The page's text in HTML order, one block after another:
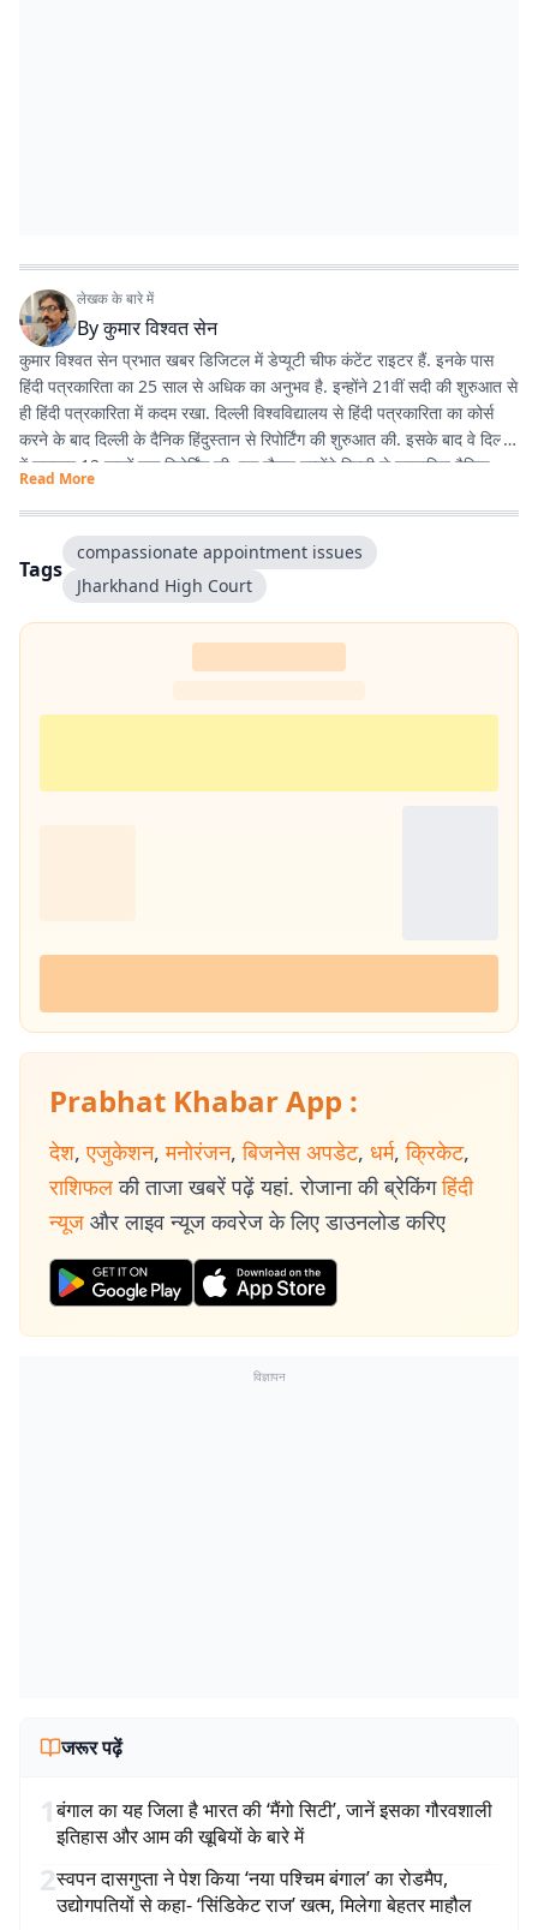
लेखक के बारे में
Byकुमार विश्वत सेन
कुमार विश्वत सेन प्रभात खबर डिजिटल में डेप्यूटी चीफ कंटेंट राइटर हैं. इनके पास
हिंदी पत्रकारिता का 25 साल से अधिक का अनुभव है. इन्होंने 21वीं सदी की शुरुआत से
ही हिंदी पत्रकारिता में कदम रखा. दिल्ली विश्वविद्यालय से हिंदी पत्रकारिता का कोर्स
करने के बाद दिल्ली के दैनिक हिंदुस्तान से रिपोर्टिंग की शुरुआत की. इसके बाद वे दिल्ली
में लगातार 12 सालों तक रिपोर्टिंग की. इस दौरान उन्होंने दिल्ली से प्रकाशित दैनिक
हिंदुस्तान दैनिक जागरण, देशबंधु जैसे प्रतिष्ठित अखबारों के साथ कई साप्ताहिक
अखबारों के लिए भी रिपोर्टिंग की. 2013 में वे प्रभात खबर आए. तब से वे प्रिंट मीडिया
के साथ फिलहाल पिछले 10 सालों से प्रभात खबर डिजिटल में अपनी सेवाएं दे रहे हैं.
इन्होंने अपने करियर के शुरुआती दिनों में ही राजस्थान में होने वाली हिंदी पत्रकारिता के
300 साल के इतिहास पर एक पुस्तक 'नित नए आयाम की खोज: राजस्थानी
पत्रकारिता' की रचना की. इनकी कई कहानियां देश के विभिन्न पत्र-पत्रिकाओं में
Read More
Tags
compassionate appointment issues
Jharkhand High Court
Prabhat Khabar App :
देश, एजुकेशन, मनोरंजन, बिजनेस अपडेट, धर्म, क्रिकेट,
राशिफल की ताजा खबरें पढ़ें यहां. रोजाना की ब्रेकिंग हिंदी
न्यूज और लाइव न्यूज कवरेज के लिए डाउनलोड करिए
विज्ञापन
जरूर पढ़ें
1बंगाल का यह जिला है भारत की ‘मैंगो सिटी’, जानें इसका गौरवशाली
इतिहास और आम की खूबियों के बारे में
2स्वपन दासगुप्ता ने पेश किया ‘नया पश्चिम बंगाल’ का रोडमैप,
उद्योगपतियों से कहा- ‘सिंडिकेट राज’ खत्म, मिलेगा बेहतर माहौल